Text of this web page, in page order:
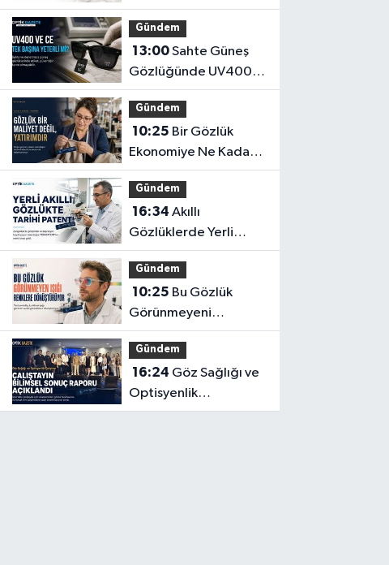
Yılın Yenilikleri
Gündem
13:00Sahte Güneş
Gözlüğünde UV400
ve CE İbaresi Tek
Başına Yeterli mi?
Gündem
10:25
Ekonomiye Ne Kadar
Katkı Sağlayabilir?
Gündem
16:34 Akıllı
Gözlüklerde Yerli
İnovasyon: Depresyon
Teşhis Eden Gözlüğe
Türkpatent Onayı
Gündem
10:25
Görünmeyeni
Görüntüye
Dönüştürüyor
Gündem
16:24
Optisyenlik
Çalıştayı’nın Bilimsel